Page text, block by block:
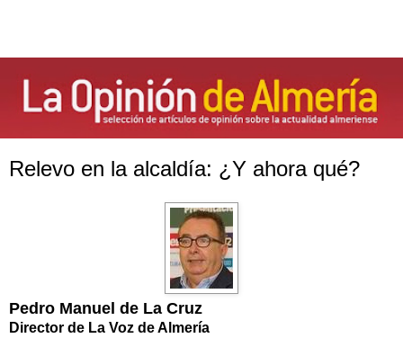
Relevo en la alcaldía: ¿Y ahora qué?
Pedro Manuel de La Cruz
Director de La Voz de Almería